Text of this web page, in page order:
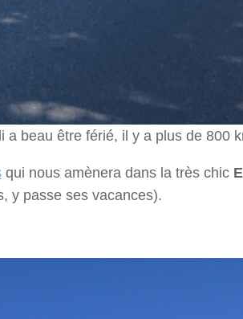
a beau être férié, il y a plus de 800
qui nous amènera dans la très chic
y passe ses vacances).